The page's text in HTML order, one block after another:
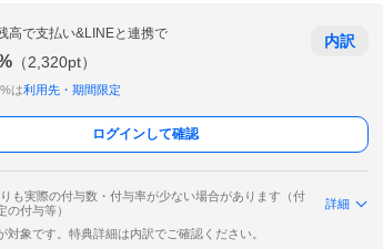
高で支払い&LINEと連携で
（2,320pt）
は利用先・期間限定
内訳
ログインして確認
も実際の付与数・付与率が少ない場合があります（付
の付与等）
詳細
対象です。特典詳細は内訳でご確認ください。